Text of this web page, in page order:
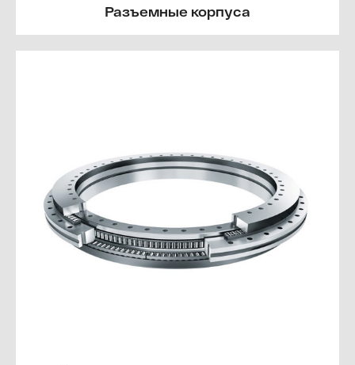
Разъемные корпуса